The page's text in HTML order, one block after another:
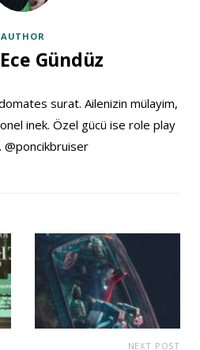
AUTHOR
Gündüz
surat. Ailenizin mülayim,
inek. Özel gücü ise role play
@poncikbruiser
NEXT POST